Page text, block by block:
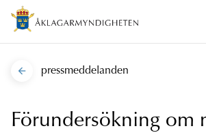
pressmeddelanden
Förundersökning om